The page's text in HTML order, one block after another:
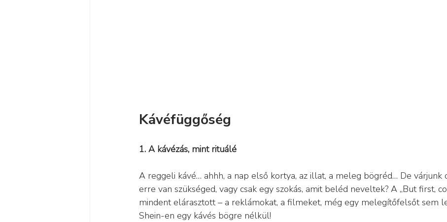
Kávéfüggőség
1. A kávézás, mint rituálé
A reggeli kávé… ahhh, a nap első kortya, az illat, a meleg bögréd… De várjunk
erre van szükséged, vagy csak egy szokás, amit beléd neveltek? A „But first,
mindent elárasztott – a reklámokat, a filmeket, még egy melegítőfelsőt sem
Shein-en egy kávés bögre nélkül!